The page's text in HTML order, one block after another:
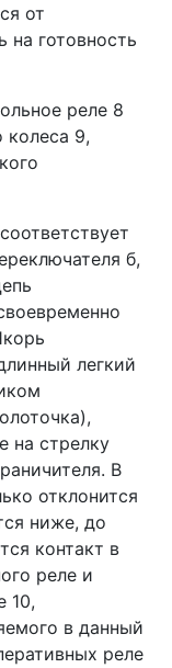
от
на готовность
реле 8
9,
б,
легкий
на стрелку
В
отклонится
ниже, до
контакт в
реле и
10,
в данный
реле